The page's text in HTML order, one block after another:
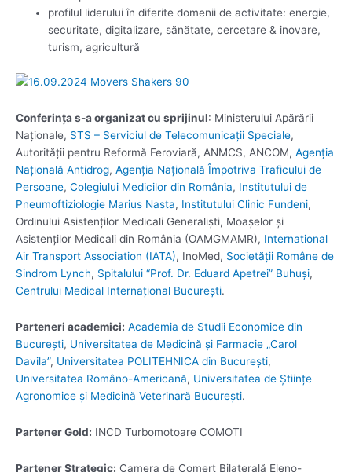
profilul liderului în diferite domenii de activitate: energie,
securitate, digitalizare, sănătate, cercetare & inovare,
turism, agricultură
Conferința s-a organizat cu sprijinul: Ministerului Apărării
Naționale, STS – Serviciul de Telecomunicaţii Speciale,
Autorității pentru Reformă Feroviară, ANMCS, ANCOM, Agenția
Națională Antidrog, Agenția Națională Împotriva Traficului de
Persoane, Colegiului Medicilor din România, Institutului de
Pneumoftiziologie Marius Nasta, Institutului Clinic Fundeni,
Ordinului Asistenților Medicali Generaliști, Moașelor și
Asistenților Medicali din România (OAMGMAMR), International
Air Transport Association (IATA), InoMed, Societății Române de
Sindrom Lynch, Spitalului “Prof. Dr. Eduard Apetrei” Buhuși,
Centrului Medical Internațional București.
Parteneri academici: Academia de Studii Economice din
București, Universitatea de Medicină și Farmacie „Carol
Davila”, Universitatea POLITEHNICA din București,
Universitatea Româno-Americană, Universitatea de Științe
Agronomice și Medicină Veterinară București.
Partener Gold: INCD Turbomotoare COMOTI
Partener Strategic: Camera de Comerț Bilaterală Eleno-